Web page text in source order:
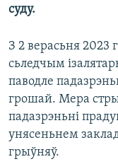
суду.
З 2 верасьня 2023
сьледчым
паводле
грошай. Мера
падазрэньні
унясеньнем
грыўняў.